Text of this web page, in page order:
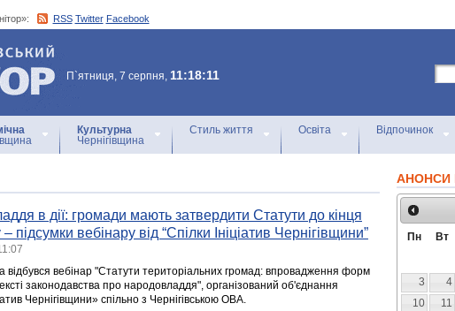
RSS Twitter Facebook
П`ятниця, 7 серпня, 11:18:11
Культурна
Чернігівщина
Стиль життя Освіта Відпочинок
в дії: громади мають затвердити Статути до кінця
підсумки вебінару від “Спілки Ініціатив Чернігівщини”
відбувся вебінар "Статути територіальних громад: впровадження форм
законодавства про народовладдя", організований об'єднання
Чернігівщини» спільно з Чернігівською ОВА.
АНОНСИ
Пн Вт
3
4
10
11